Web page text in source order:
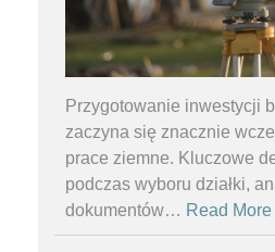
Przygotowanie inwestycji
zaczyna się znacznie
prace ziemne. Kluczowe
podczas wyboru działki,
dokumentów… Read More